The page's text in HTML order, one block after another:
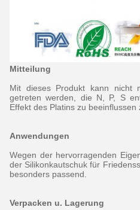
Mitteilung
Mit dieses Produkt kann nicht
getreten werden, die N, P, S
Effekt des Platins zu beeinflussen
Anwendungen
Wegen der hervorragenden
der Silikonkautschuk für
besonders passend.
Verpacken u. Lagerung